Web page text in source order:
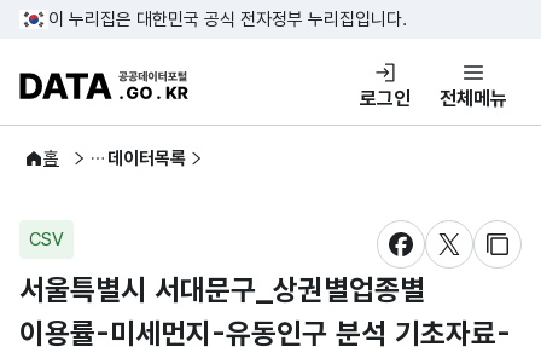
콘텐츠 바로가기
푸터 바로가기
이 누리집은 대한민국 공식 전자정부 누리집입니다.
DATA.GO.KR 공공데이터포털
로그인 전체메뉴
홈
공공데이터 데이터목록
CSV
새창 열림새창 열림
새창
서울특별시 서대문구_상권별업종별
이용률-미세먼지-유동인구 분석 기초자료-